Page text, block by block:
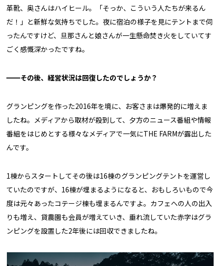
革靴、奥さんはハイヒール。「そっか、こういう人たちが来るん
だ！」と新鮮な気持ちでした。夜に宿泊の様子を見にテントまで伺
ったんですけど、旦那さんと娘さんが一生懸命焚き火をしていてす
ごく感慨深かったですね。
━━その後、経営状況は回復したのでしょうか？
グランピングを作った2016年を境に、お客さまは爆発的に増えま
したね。メディアから取材が殺到して、夕方のニュース番組や情報
番組をはじめとする様々なメディアで一気にTHE FARMが露出した
んです。
1棟からスタートしてその後は16棟のグランピングテントを運営し
ていたのですが、16棟が埋まるようになると、おもしろいもので今
度は元々あったコテージ棟も埋まるんですよ。カフェへの人の出入
りも増え、貸農園も会員が増えていき、垂れ流していた赤字はグラ
ンピングを設置した2年後には回収できましたね。